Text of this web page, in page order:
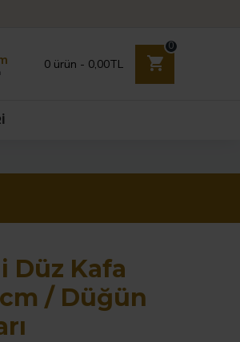
0 ürün - 0,00TL
0
Düz Kafa
/ Düğün